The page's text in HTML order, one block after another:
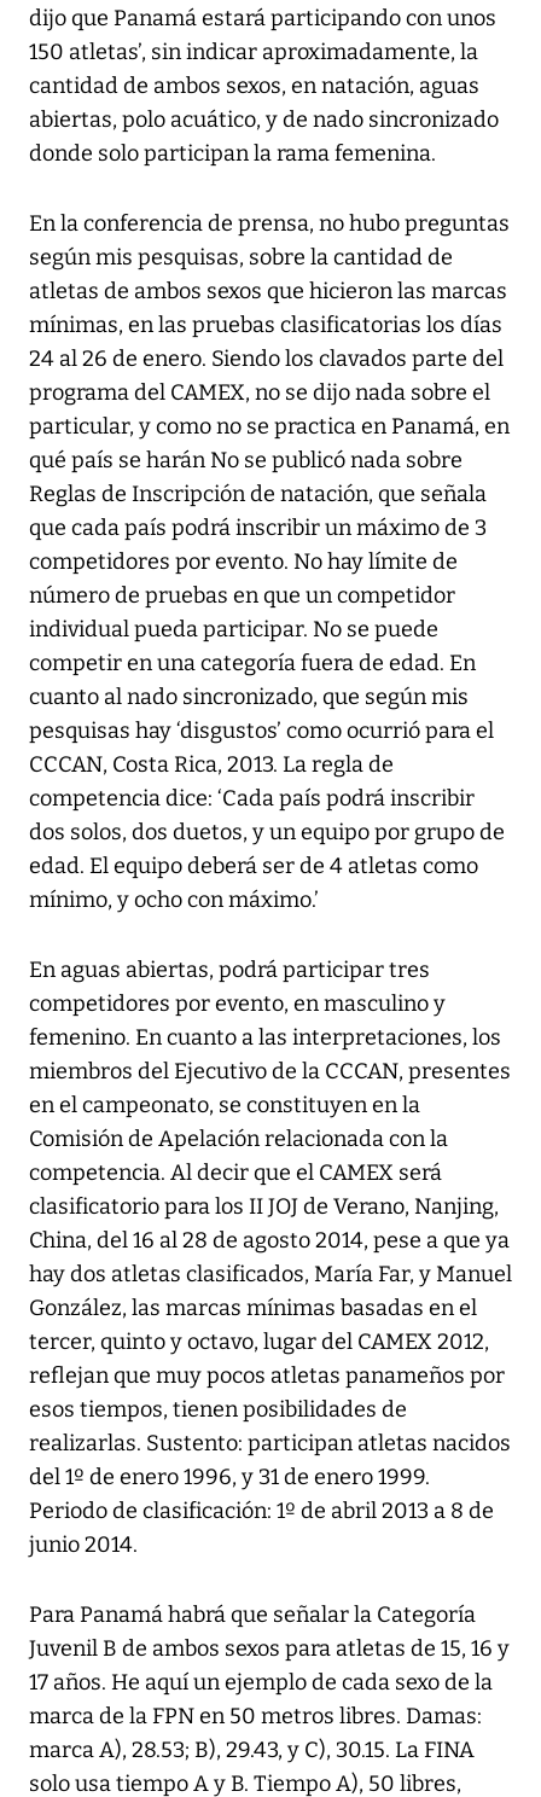
dijo que Panamá estará participando con unos
150 atletas’, sin indicar aproximadamente, la
cantidad de ambos sexos, en natación, aguas
abiertas, polo acuático, y de nado sincronizado
donde solo participan la rama femenina.
En la conferencia de prensa, no hubo preguntas
según mis pesquisas, sobre la cantidad de
atletas de ambos sexos que hicieron las marcas
mínimas, en las pruebas clasificatorias los días
24 al 26 de enero. Siendo los clavados parte del
programa del CAMEX, no se dijo nada sobre el
particular, y como no se practica en Panamá, en
qué país se harán No se publicó nada sobre
Reglas de Inscripción de natación, que señala
que cada país podrá inscribir un máximo de 3
competidores por evento. No hay límite de
número de pruebas en que un competidor
individual pueda participar. No se puede
competir en una categoría fuera de edad. En
cuanto al nado sincronizado, que según mis
pesquisas hay ‘disgustos’ como ocurrió para el
CCCAN, Costa Rica, 2013. La regla de
competencia dice: ‘Cada país podrá inscribir
dos solos, dos duetos, y un equipo por grupo de
edad. El equipo deberá ser de 4 atletas como
mínimo, y ocho con máximo.’
En aguas abiertas, podrá participar tres
competidores por evento, en masculino y
femenino. En cuanto a las interpretaciones, los
miembros del Ejecutivo de la CCCAN, presentes
en el campeonato, se constituyen en la
Comisión de Apelación relacionada con la
competencia. Al decir que el CAMEX será
clasificatorio para los II JOJ de Verano, Nanjing,
China, del 16 al 28 de agosto 2014, pese a que ya
hay dos atletas clasificados, María Far, y Manuel
González, las marcas mínimas basadas en el
tercer, quinto y octavo, lugar del CAMEX 2012,
reflejan que muy pocos atletas panameños por
esos tiempos, tienen posibilidades de
realizarlas. Sustento: participan atletas nacidos
del 1º de enero 1996, y 31 de enero 1999.
Periodo de clasificación: 1º de abril 2013 a 8 de
junio 2014.
Para Panamá habrá que señalar la Categoría
Juvenil B de ambos sexos para atletas de 15, 16 y
17 años. He aquí un ejemplo de cada sexo de la
marca de la FPN en 50 metros libres. Damas:
marca A), 28.53; B), 29.43, y C), 30.15. La FINA
solo usa tiempo A y B. Tiempo A), 50 libres,